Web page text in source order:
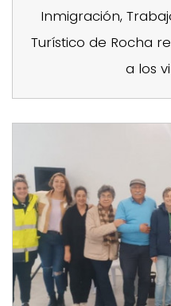
Inmigración,
Turístico de Rocha
a los